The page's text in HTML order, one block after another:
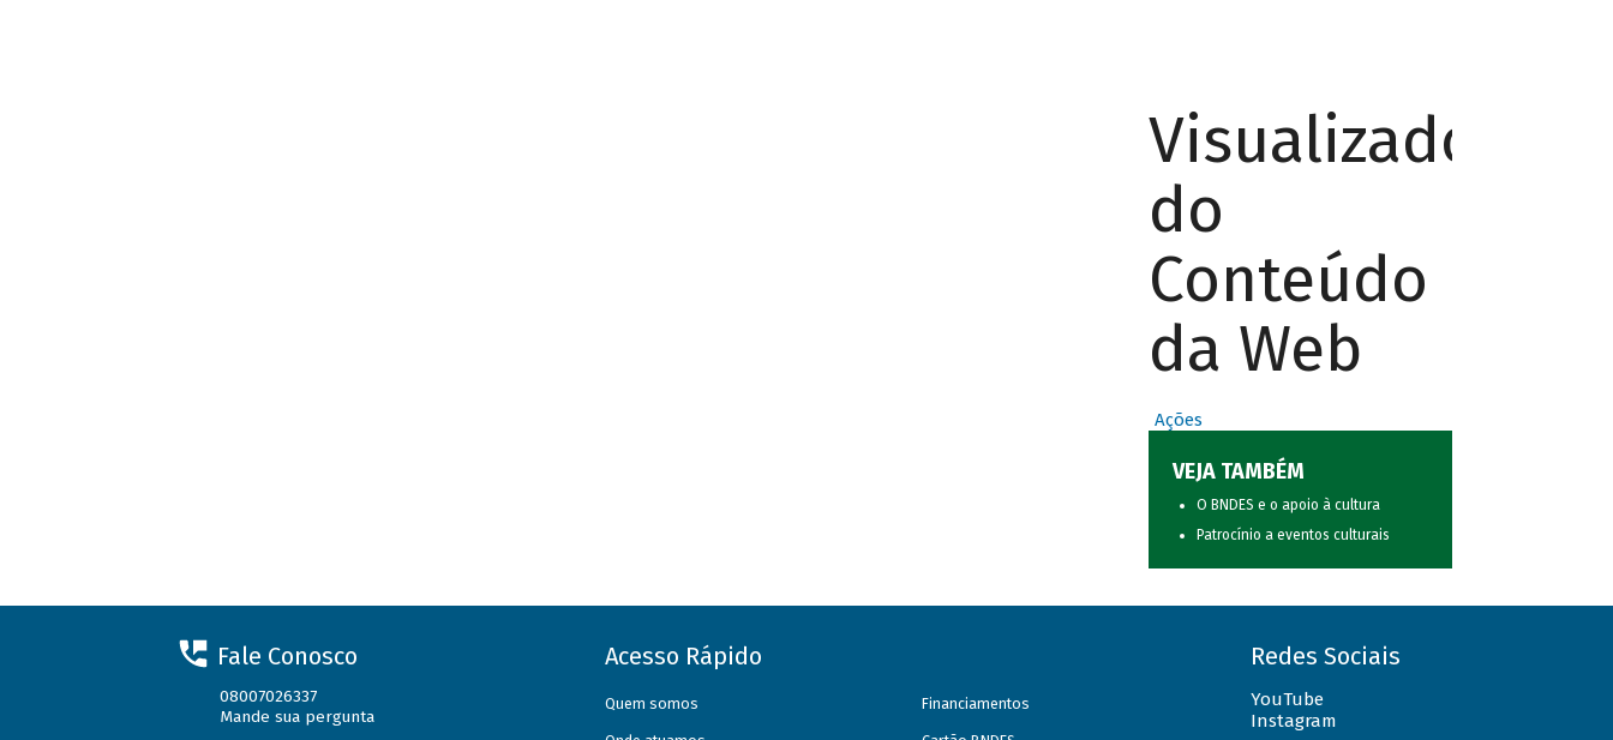
Visualizador
do
Conteúdo
da Web
Ações
VEJA TAMBÉM
O BNDES e o apoio à cultura
Patrocínio a eventos culturais
Fale Conosco
08007026337
Mande sua pergunta
Acesso Rápido
Quem somos Financiamentos
Redes Sociais
YouTube
Instagram